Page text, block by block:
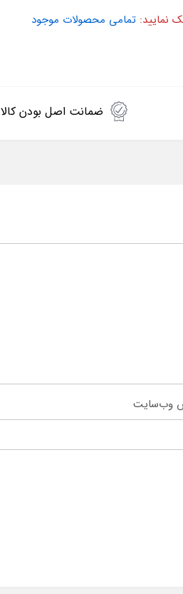
نمایید:تمامی محصولات موجود
ضمانت اصل بودن کالا
وب‌سایت